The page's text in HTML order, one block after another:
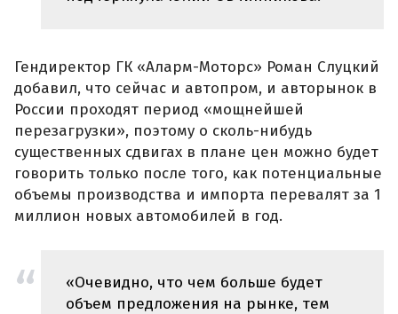
Гендиректор ГК «Аларм-Моторс» Роман Слуцкий
добавил, что сейчас и автопром, и авторынок в
России проходят период «мощнейшей
перезагрузки», поэтому о сколь-нибудь
существенных сдвигах в плане цен можно будет
говорить только после того, как потенциальные
объемы производства и импорта перевалят за 1
миллион новых автомобилей в год.
«Очевидно, что чем больше будет
объем предложения на рынке, тем